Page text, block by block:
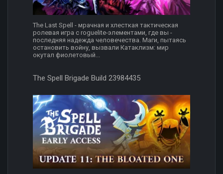
The Last Spell - мрачная и хлесткая тактическая
ролевая игра с roguelite-элементами, где вы -
последняя надежда человечества. Маги, пытаясь
остановить войну, вызвали Катаклизм: мир
окутал фиолетовый...
The Spell Brigade Build 23984435